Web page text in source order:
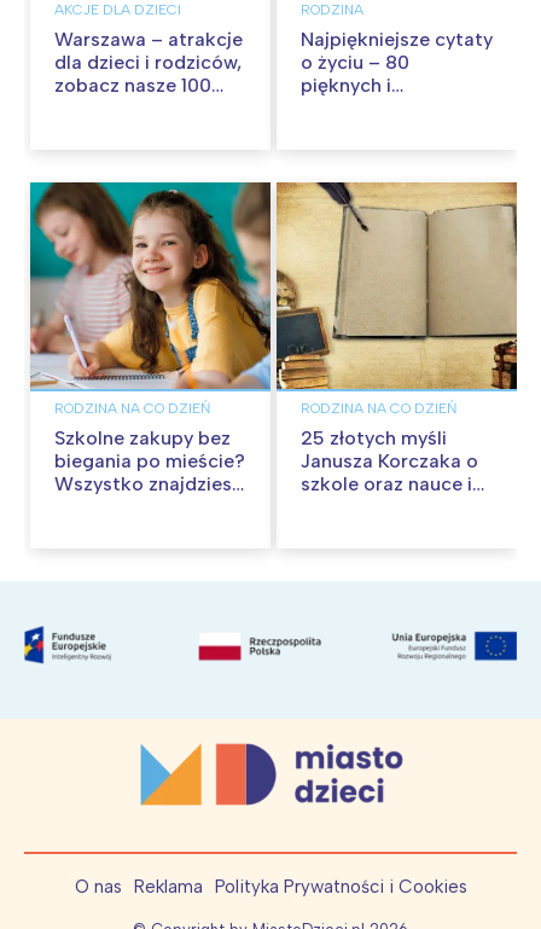
AKCJE DLA DZIECI
Warszawa – atrakcje
dla dzieci i rodziców,
zobacz nasze 100
RODZINA
Najpiękniejsze cytaty
o życiu – 80
pięknych i
RODZINA NA CO DZIEŃ
Szkolne zakupy bez
biegania po mieście?
Wszystko znajdziesz
RODZINA NA CO DZIEŃ
25 złotych myśli
Janusza Korczaka o
szkole oraz nauce i
O nas Reklama Polityka Prywatności i Cookies